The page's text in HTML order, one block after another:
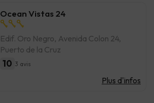
Ocean Vistas 24
Edif. Oro Negro, Avenida Colon 24,
Puerto de la Cruz
10 3 avis
Plus d'infos